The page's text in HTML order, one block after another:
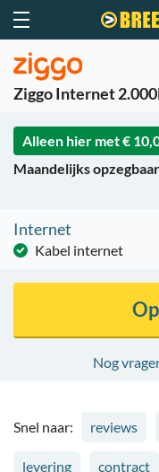
Ziggo Internet
Alleen hier met€
Maandelijks
Internet
Kabel internet
Nog
Snel naar: reviews
levering contract